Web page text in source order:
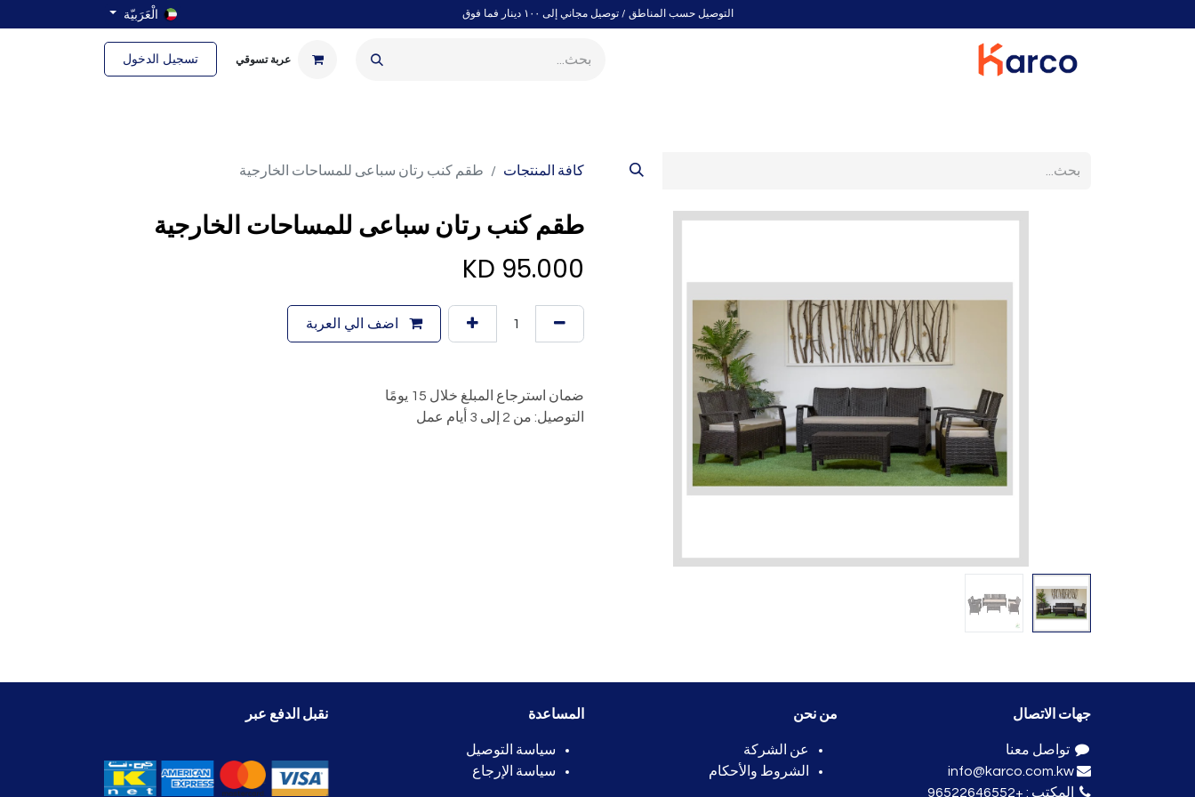
التوصيل حسب المناطق / توصيل مجاني إلى ١٠٠ دينار فما فوق الْعَرَبيّة
عربة تسوقي تسجيل الدخول
كافة المنتجات طقم كنب رتان سباعى للمساحات الخارجية
طقم كنب رتان سباعى للمساحات الخارجية
KD 95.000
اضف الي العربة
ضمان استرجاع المبلغ خلال 15 يومًا
التوصيل: من 2 إلى 3 أيام عمل
جهات الاتصال
تواصل معنا
المكتب : +96522646552
من نحن
عن الشركة
الشروط والأحكام
المساعدة
سياسة التوصيل
سياسة الإرجاع
نقبل الدفع عبر